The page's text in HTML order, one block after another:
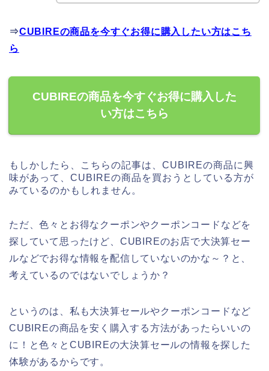
⇒CUBIREの商品を今すぐお得に購入したい方はこち
ら
CUBIREの商品を今すぐお得に購入した
い方はこちら
もしかしたら、こちらの記事は、CUBIREの商品に興
味があって、CUBIREの商品を買おうとしている方が
みているのかもしれません。
ただ、色々とお得なクーポンやクーポンコードなどを
探していて思ったけど、CUBIREのお店で大決算セー
ルなどでお得な情報を配信していないのかな～？と、
考えているのではないでしょうか？
というのは、私も大決算セールやクーポンコードなど
CUBIREの商品を安く購入する方法があったらいいの
に！と色々とCUBIREの大決算セールの情報を探した
体験があるからです。